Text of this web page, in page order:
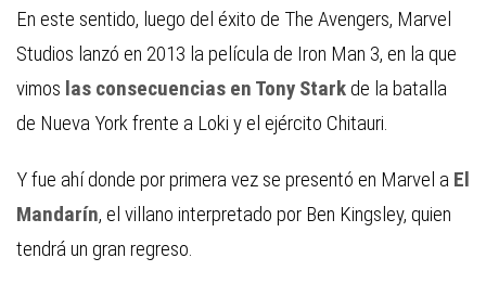
En este sentido, luego del éxito de The Avengers, Marvel
Studios lanzó en 2013 la película de Iron Man 3, en la que
vimos las consecuencias en Tony Stark de la batalla
de Nueva York frente a Loki y el ejército Chitauri.
Y fue ahí donde por primera vez se presentó en Marvel a El
Mandarín, el villano interpretado por Ben Kingsley, quien
tendrá un gran regreso.